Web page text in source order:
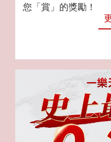
您「賞」的獎勵！